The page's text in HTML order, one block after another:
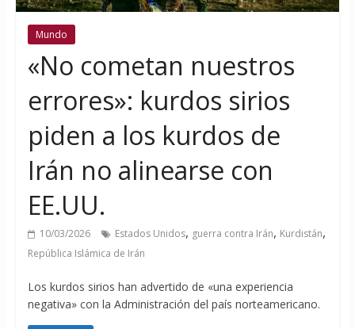
Mundo
«No cometan nuestros
errores»: kurdos sirios
piden a los kurdos de
Irán no alinearse con
EE.UU.
10/03/2026 Estados Unidos, guerra contra Irán, Kurdistán,
República Islámica de Irán
Los kurdos sirios han advertido de «una experiencia
negativa» con la Administración del país norteamericano.